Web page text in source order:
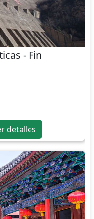
- Fin
detalles